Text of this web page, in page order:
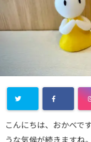
こんにちは、おかべで
うな気候が続きますね